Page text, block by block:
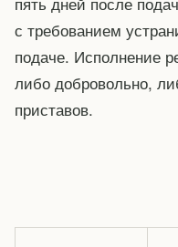
с требованием
подаче. Исполнение
либо добровольно,
приставов.